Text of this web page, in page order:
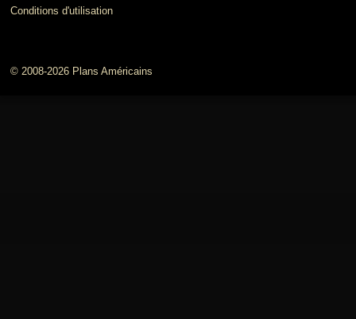
Conditions d'utilisation
© 2008-2026 Plans Américains